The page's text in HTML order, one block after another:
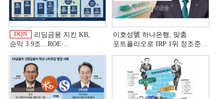
DQN
리딩금융 지킨 KB,
순익 3.9조…ROE·
상반기 금융 리그테이블]
이호성號 하나은행, 맞춤
포트폴리오로 IRP 1위 정조준